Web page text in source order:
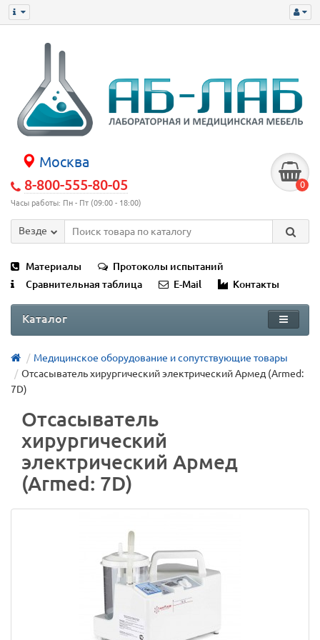
Москва
8-800-555-80-05
Часы работы: Пн - Пт (09:00 - 18:00)
0
Везде
Материалы
Протоколы испытаний
Сравнительная таблица
E-Mail Контакты
Каталог
Медицинское оборудование и сопутствующие товары
Отсасыватель хирургический электрический Армед (Armed:
7D)
Отсасыватель
хирургический
электрический Армед
(Armed: 7D)